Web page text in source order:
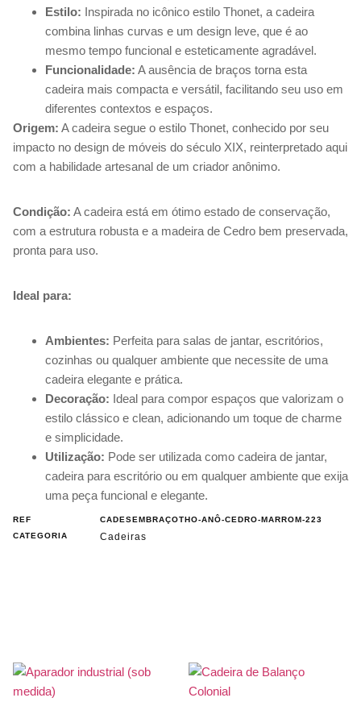
Estilo: Inspirada no icônico estilo Thonet, a cadeira
combina linhas curvas e um design leve, que é ao
mesmo tempo funcional e esteticamente agradável.
Funcionalidade: A ausência de braços torna esta
cadeira mais compacta e versátil, facilitando seu uso em
diferentes contextos e espaços.
Origem: A cadeira segue o estilo Thonet, conhecido por seu
impacto no design de móveis do século XIX, reinterpretado aqui
com a habilidade artesanal de um criador anônimo.
Condição: A cadeira está em ótimo estado de conservação,
com a estrutura robusta e a madeira de Cedro bem preservada,
pronta para uso.
Ideal para:
Ambientes: Perfeita para salas de jantar, escritórios,
cozinhas ou qualquer ambiente que necessite de uma
cadeira elegante e prática.
Decoração: Ideal para compor espaços que valorizam o
estilo clássico e clean, adicionando um toque de charme
e simplicidade.
Utilização: Pode ser utilizada como cadeira de jantar,
cadeira para escritório ou em qualquer ambiente que exija
uma peça funcional e elegante.
REF
CADESEMBRAÇOTHO-ANÔ-CEDRO-MARROM-223
CATEGORIA
Cadeiras